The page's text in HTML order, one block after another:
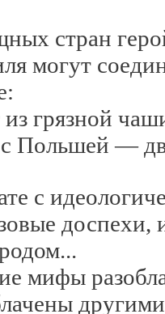
герой.
— две
с
доспехи,